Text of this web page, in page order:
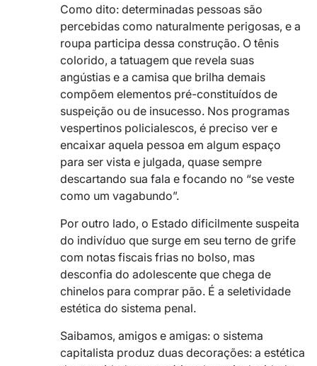
Como dito: determinadas pessoas são
percebidas como naturalmente perigosas, e a
roupa participa dessa construção. O tênis
colorido, a tatuagem que revela suas
angústias e a camisa que brilha demais
compõem elementos pré-constituídos de
suspeição ou de insucesso. Nos programas
vespertinos policialescos, é preciso ver e
encaixar aquela pessoa em algum espaço
para ser vista e julgada, quase sempre
descartando sua fala e focando no “se veste
como um vagabundo”.
Por outro lado, o Estado dificilmente suspeita
do indivíduo que surge em seu terno de grife
com notas fiscais frias no bolso, mas
desconfia do adolescente que chega de
chinelos para comprar pão. É a seletividade
estética do sistema penal.
Saibamos, amigos e amigas: o sistema
capitalista produz duas decorações: a estética